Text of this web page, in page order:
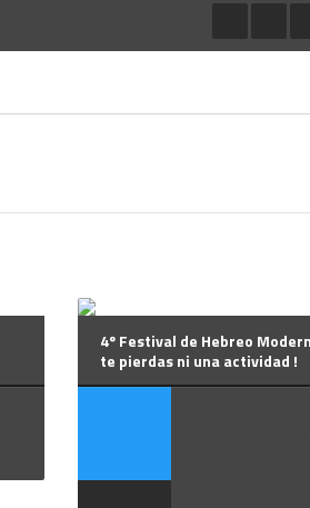
4º Festival de Hebreo
te pierdas ni una actividad !